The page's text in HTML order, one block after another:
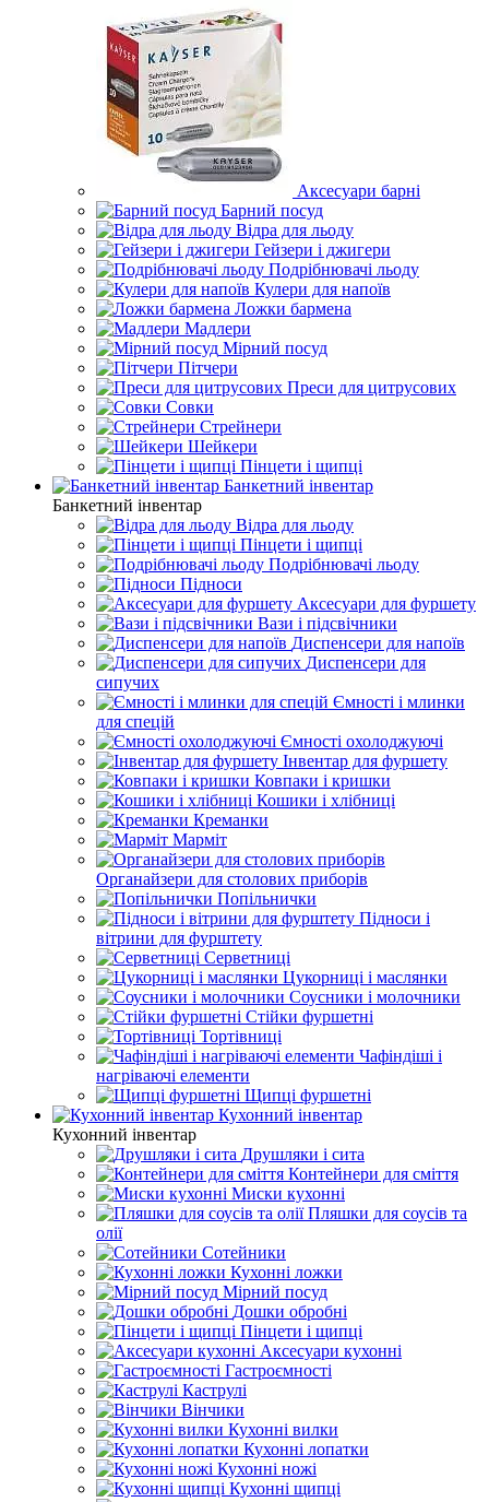
Аксесуари барні
Барний посуд
Відра для льоду
Гейзери і джигери
Подрібнювачі льоду
Кулери для напоїв
Ложки бармена
Мадлери
Мірний посуд
Пітчери
Преси для цитрусових
Совки
Стрейнери
Шейкери
Пінцети і щипці
Банкетний інвентар
Банкетний інвентар
Відра для льоду
Пінцети і щипці
Подрібнювачі льоду
Підноси
Аксесуари для фуршету
Вази і підсвічники
Диспенсери для напоїв
Диспенсери для
сипучих
Ємності і млинки
для спецій
Ємності охолоджуючі
Інвентар для фуршету
Ковпаки і кришки
Кошики і хлібниці
Креманки
Марміт
Органайзери для столових приборів
Попільнички
Підноси і
вітрини для фурштету
Серветниці
Цукорниці і маслянки
Соусники і молочники
Стійки фуршетні
Тортівниці
Чафіндіші і
нагріваючі елементи
Щипці фуршетні
Кухонний інвентар
Кухонний інвентар
Друшляки і сита
Контейнери для сміття
Миски кухонні
Пляшки для соусів та
олії
Сотейники
Кухонні ложки
Мірний посуд
Дошки обробні
Пінцети і щипці
Аксесуари кухонні
Гастроємності
Каструлі
Вінчики
Кухонні вилки
Кухонні лопатки
Кухонні ножі
Кухонні щипці